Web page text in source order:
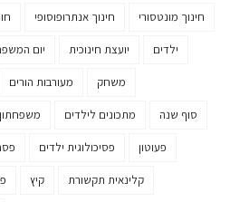
חינוך אנתרופוסופי חינוך מונטסורי
יום יועצת חינוכית ילדים
מעורבות הורים משחק
משפחתון מתכונים לילדים סוף שנה
פסיכולוגית ילדים פעוטון
קיץ קלינאית תקשורת